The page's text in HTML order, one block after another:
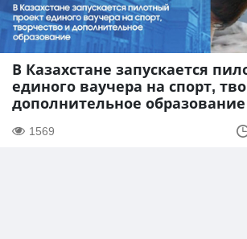
В Казахстане запускается
единого ваучера на спорт,
дополнительное образование
1569